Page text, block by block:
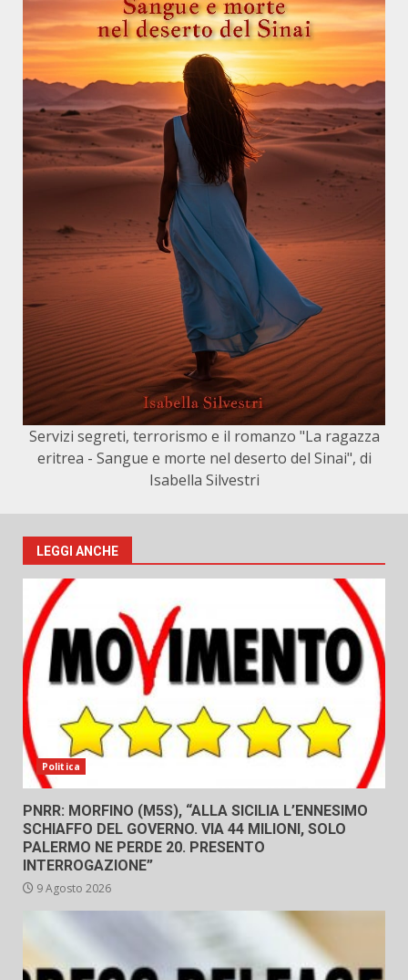
Servizi segreti, terrorismo e il romanzo "La ragazza
eritrea - Sangue e morte nel deserto del Sinai", di
Isabella Silvestri
LEGGI ANCHE
Politica
PNRR: MORFINO (M5S), “ALLA SICILIA L’ENNESIMO
SCHIAFFO DEL GOVERNO. VIA 44 MILIONI, SOLO
PALERMO NE PERDE 20. PRESENTO
INTERROGAZIONE”
9 Agosto 2026